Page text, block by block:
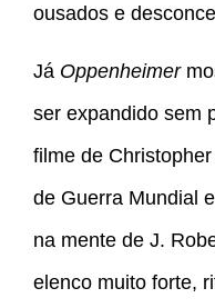
ousados e
Já Oppenheimer
ser expandido sem
filme de
de Guerra Mundial
na mente de J.
elenco muito forte,